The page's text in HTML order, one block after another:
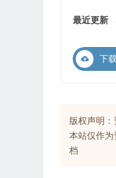
最近更新
下
版权声明：
本站仅作
档